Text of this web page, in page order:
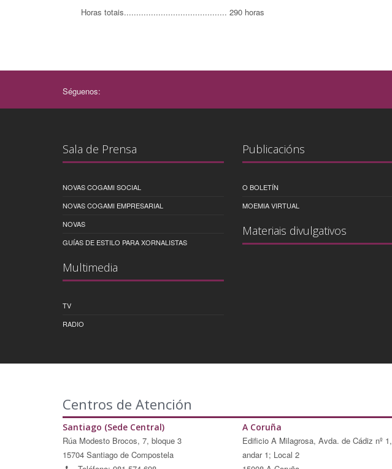
Horas totais.......................................... 290 horas
Séguenos:
Sala de Prensa
NOVAS COGAMI SOCIAL
NOVAS COGAMI EMPRESARIAL
NOVAS
GUÍAS DE ESTILO PARA XORNALISTAS
Multimedia
TV
RADIO
Publicacións
O BOLETÍN
MOEMIA VIRTUAL
Materiais divulgativos
Centros de Atención
Santiago (Sede Central)
Rúa Modesto Brocos, 7, bloque 3
15704 Santiago de Compostela
A Coruña
Edificio A Milagrosa, Avda. de Cádiz nº 1,
andar 1; Local 2